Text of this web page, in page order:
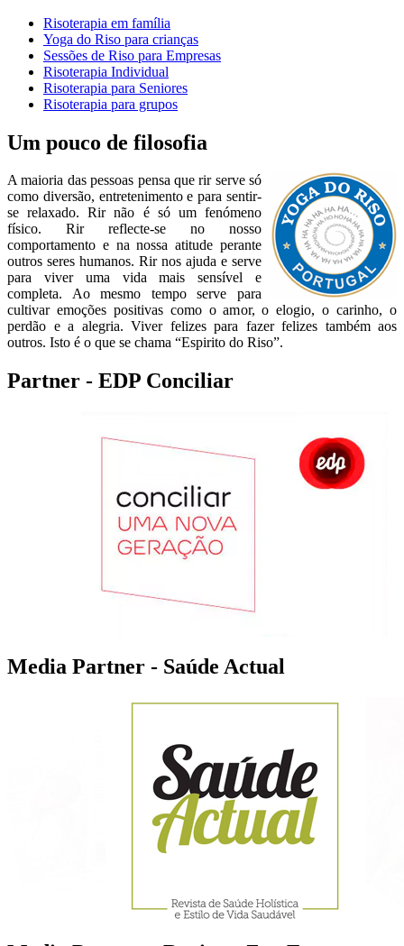
Risoterapia em família
Yoga do Riso para crianças
Sessões de Riso para Empresas
Risoterapia Individual
Risoterapia para Seniores
Risoterapia para grupos
Um pouco de filosofia
A maioria das pessoas pensa que rir serve só
como diversão, entretenimento e para sentir-
se relaxado. Rir não é só um fenómeno
físico. Rir reflecte-se no nosso
comportamento e na nossa atitude perante
outros seres humanos. Rir nos ajuda e serve
para viver uma vida mais sensível e
completa. Ao mesmo tempo serve para
cultivar emoções positivas como o amor, o elogio, o carinho, o
perdão e a alegria. Viver felizes para fazer felizes também aos
outros. Isto é o que se chama “Espirito do Riso”.
Partner - EDP Conciliar
Media Partner - Saúde Actual